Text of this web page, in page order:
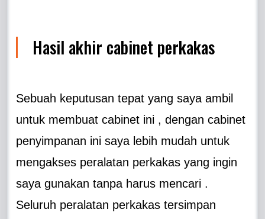
Hasil akhir cabinet perkakas
Sebuah keputusan tepat yang saya ambil
untuk membuat cabinet ini , dengan cabinet
penyimpanan ini saya lebih mudah untuk
mengakses peralatan perkakas yang ingin
saya gunakan tanpa harus mencari .
Seluruh peralatan perkakas tersimpan